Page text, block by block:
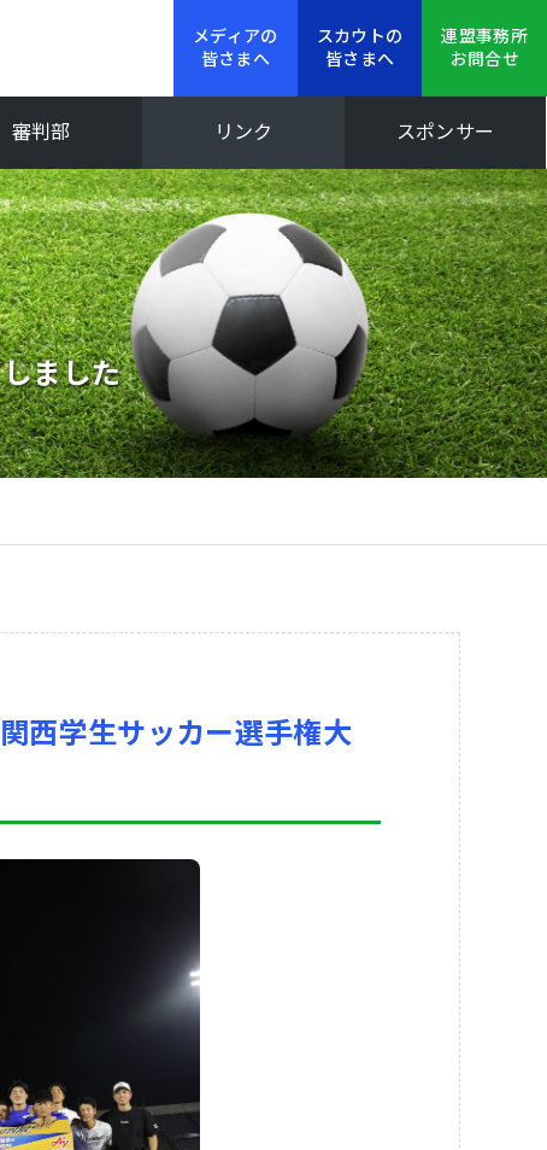
メディアの
皆さまへ
スカウトの
皆さまへ
連盟事務所
お問合せ
新人大会 Iリーグ
審判部 リンク スポンサー
ました
西学生サッカー選手権大